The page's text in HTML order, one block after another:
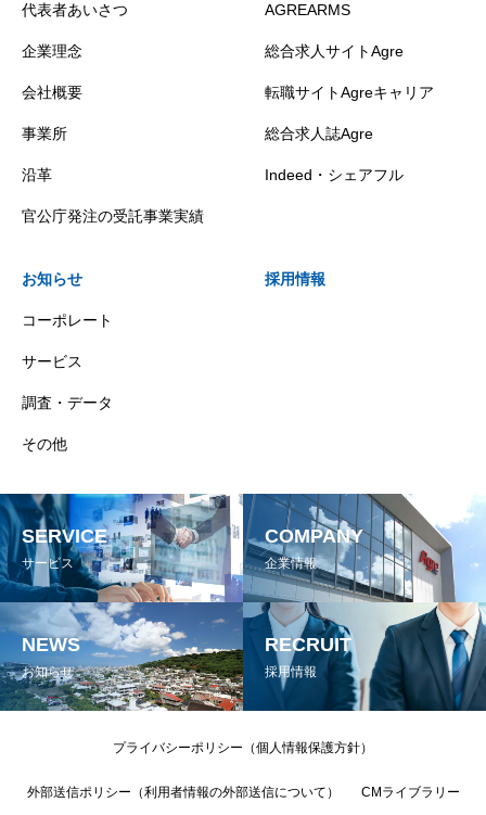
代表者あいさつ
企業理念
会社概要
事業所
沿革
官公庁発注の受託事業実績
AGREARMS
総合求人サイトAgre
転職サイトAgreキャリア
総合求人誌Agre
Indeed・シェアフル
お知らせ
コーポレート
サービス
調査・データ
その他
採用情報
SERVICE
サービス
COMPANY
企業情報
NEWS
お知らせ
RECRUIT
採用情報
プライバシーポリシー（個人情報保護方針）
外部送信ポリシー（利用者情報の外部送信について） CMライブラリー